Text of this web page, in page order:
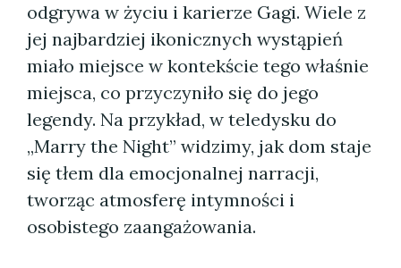
odgrywa w życiu i karierze Gagi. Wiele z
jej najbardziej ikonicznych wystąpień
miało miejsce w kontekście tego właśnie
miejsca, co przyczyniło się do jego
legendy. Na przykład, w teledysku do
„Marry the Night” widzimy, jak dom staje
się tłem dla emocjonalnej narracji,
tworząc atmosferę intymności i
osobistego zaangażowania.